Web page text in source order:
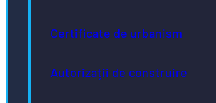
Certificate de urbanism
Autorizații de construire